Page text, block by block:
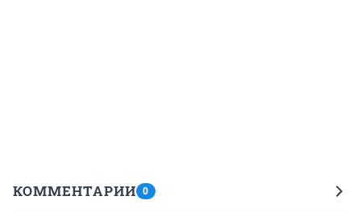
КОММЕНТАРИИ 0